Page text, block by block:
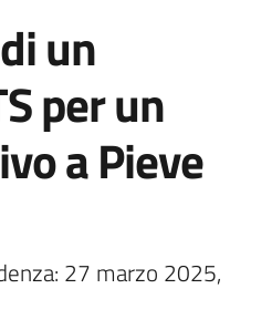
un
per un
a Pieve
27 marzo 2025,